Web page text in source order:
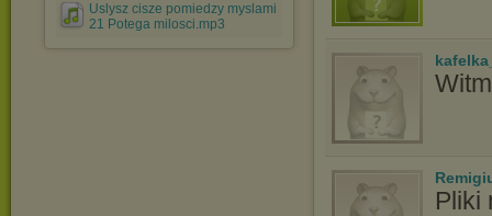
Uslysz cisze pomiedzy myslami
21 Potega milosci.mp3
Pliki